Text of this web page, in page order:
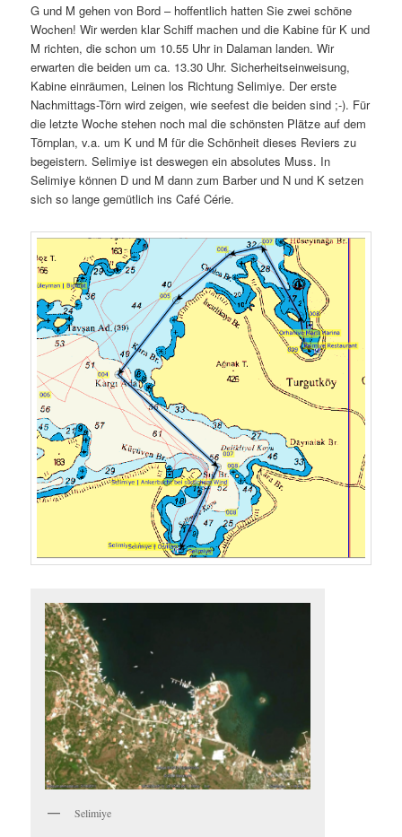
G und M gehen von Bord – hoffentlich hatten Sie zwei schöne
Wochen! Wir werden klar Schiff machen und die Kabine für K und
M richten, die schon um 10.55 Uhr in Dalaman landen. Wir
erwarten die beiden um ca. 13.30 Uhr. Sicherheitseinweisung,
Kabine einräumen, Leinen los Richtung Selimiye. Der erste
Nachmittags-Törn wird zeigen, wie seefest die beiden sind ;-). Für
die letzte Woche stehen noch mal die schönsten Plätze auf dem
Törnplan, v.a. um K und M für die Schönheit dieses Reviers zu
begeistern. Selimiye ist deswegen ein absolutes Muss. In
Selimiye können D und M dann zum Barber und N und K setzen
sich so lange gemütlich ins Café Cérie.
Selimiye